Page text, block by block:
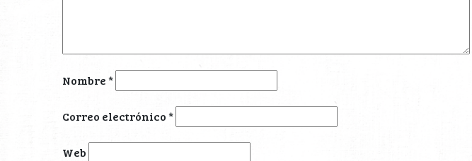
Nombre*
Correo electrónico*
Web